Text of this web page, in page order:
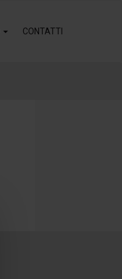
CONTATTI